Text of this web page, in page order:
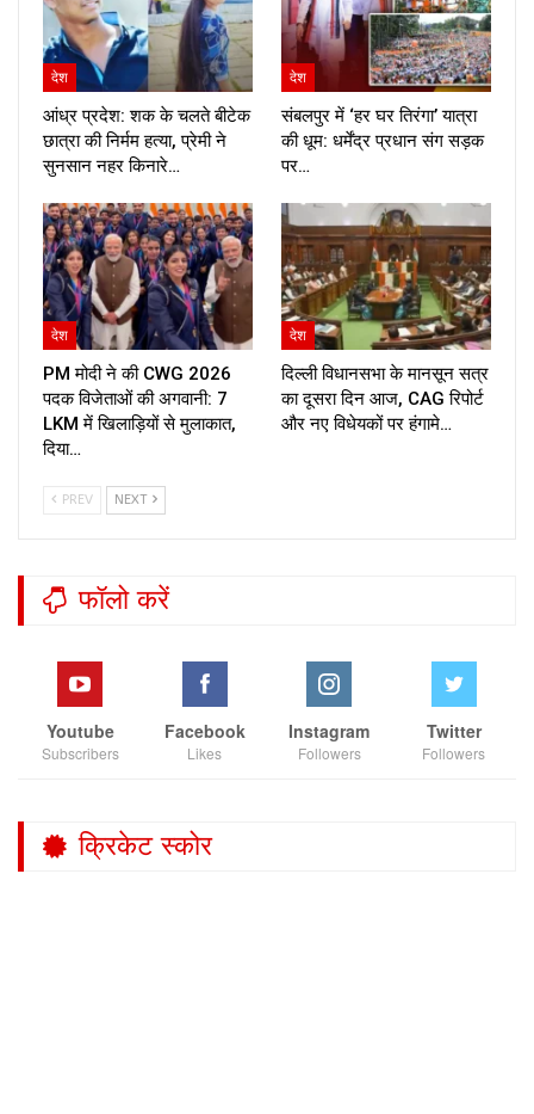
देश
आंध्र प्रदेश: शक के चलते बीटेक
छात्रा की निर्मम हत्या, प्रेमी ने
सुनसान नहर किनारे…
देश
संबलपुर में ‘हर घर तिरंगा’ यात्रा
की धूम: धर्मेंद्र प्रधान संग सड़क
पर…
देश
PM मोदी ने की CWG 2026
पदक विजेताओं की अगवानी: 7
LKM में खिलाड़ियों से मुलाकात,
दिया…
देश
दिल्ली विधानसभा के मानसून सत्र
का दूसरा दिन आज, CAG रिपोर्ट
और नए विधेयकों पर हंगामे…
PREV NEXT
फॉलो करें
Youtube
Subscribers
Facebook
Likes
Instagram
Followers
Twitter
Followers
क्रिकेट स्कोर